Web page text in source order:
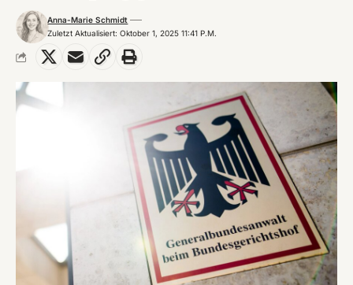
Zuletzt Aktualisiert: Oktober 1, 2025 11:41 P.m.
Anna-Marie Schmidt